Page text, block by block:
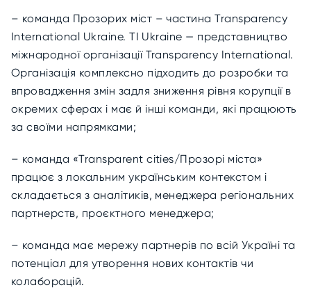
– команда Прозорих міст – частина Transparency
International Ukraine. TI Ukraine — представництво
міжнародної організації Transparency International.
Організація комплексно підходить до розробки та
впровадження змін задля зниження рівня корупції в
окремих сферах і має й інші команди, які працюють
за своїми напрямками;
– команда «Transparent cities/Прозорі міста»
працює з локальним українським контекстом і
складається з аналітиків, менеджера регіональних
партнерств, проєктного менеджера;
– команда має мережу партнерів по всій Україні та
потенціал для утворення нових контактів чи
колаборацій.